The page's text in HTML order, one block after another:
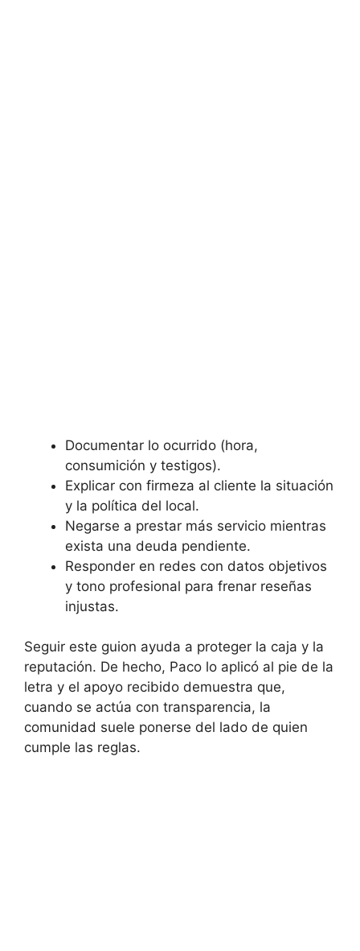
Documentar lo ocurrido (hora,
consumición y testigos).
Explicar con firmeza al cliente la situación
y la política del local.
Negarse a prestar más servicio mientras
exista una deuda pendiente.
Responder en redes con datos objetivos
y tono profesional para frenar reseñas
injustas.
Seguir este guion ayuda a proteger la caja y la
reputación. De hecho, Paco lo aplicó al pie de la
letra y el apoyo recibido demuestra que,
cuando se actúa con transparencia, la
comunidad suele ponerse del lado de quien
cumple las reglas.